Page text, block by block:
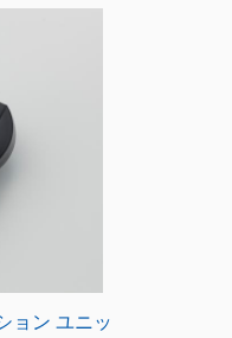
ョン ユニッ